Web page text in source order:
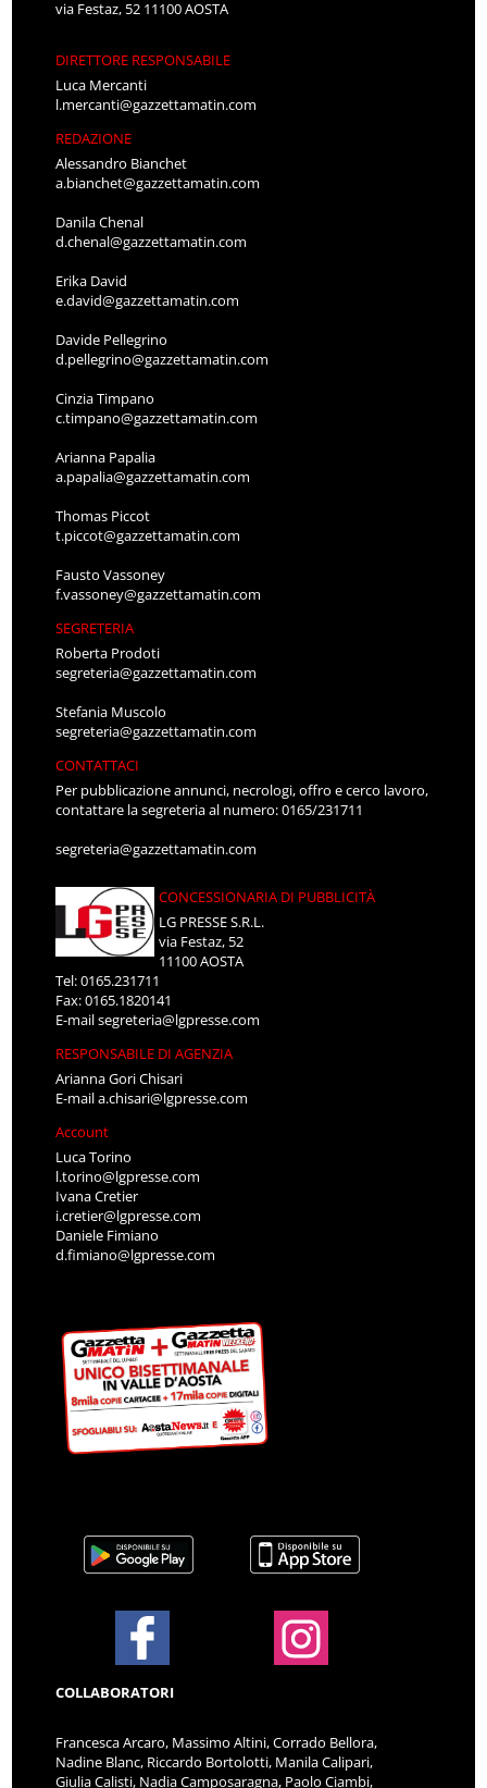
via Festaz, 52 11100 AOSTA
DIRETTORE RESPONSABILE
Luca Mercanti
l.mercanti@gazzettamatin.com
REDAZIONE
Alessandro Bianchet
a.bianchet@gazzettamatin.com
Danila Chenal
d.chenal@gazzettamatin.com
Erika David
e.david@gazzettamatin.com
Davide Pellegrino
d.pellegrino@gazzettamatin.com
Cinzia Timpano
c.timpano@gazzettamatin.com
Arianna Papalia
a.papalia@gazzettamatin.com
Thomas Piccot
t.piccot@gazzettamatin.com
Fausto Vassoney
f.vassoney@gazzettamatin.com
SEGRETERIA
Roberta Prodoti
segreteria@gazzettamatin.com
Stefania Muscolo
segreteria@gazzettamatin.com
CONTATTACI
Per pubblicazione annunci, necrologi, offro e cerco lavoro,
contattare la segreteria al numero: 0165/231711
segreteria@gazzettamatin.com
CONCESSIONARIA DI PUBBLICITÀ
LG PRESSE S.R.L.
via Festaz, 52
11100 AOSTA
Tel: 0165.231711
Fax: 0165.1820141
E-mailsegreteria@lgpresse.com
RESPONSABILE DI AGENZIA
Arianna Gori Chisari
E-maila.chisari@lgpresse.com
Account
Luca Torino
l.torino@lgpresse.com
Ivana Cretier
i.cretier@lgpresse.com
Daniele Fimiano
d.fimiano@lgpresse.com
COLLABORATORI
Francesca Arcaro, Massimo Altini, Corrado Bellora,
Nadine Blanc, Riccardo Bortolotti, Manila Calipari,
Giulia Calisti, Nadia Camposaragna, Paolo Ciambi,